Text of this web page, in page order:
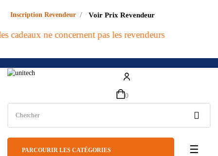
Inscription Revendeur / Voir Prix Revendeur
cadeaux ne concernent pas les revendeurs
0
PARCOURIR LES CATÉGORIES ☰